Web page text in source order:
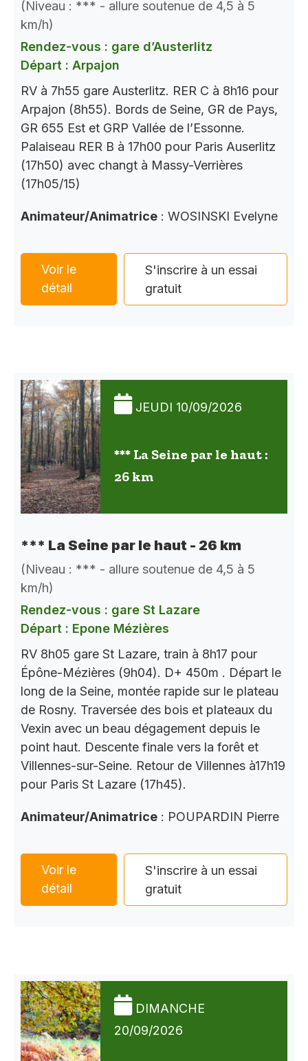
(Niveau : *** - allure soutenue de 4,5 à 5
km/h)
Rendez-vous : gare d’Austerlitz
Départ : Arpajon
RV à 7h55 gare Austerlitz. RER C à 8h16 pour
Arpajon (8h55). Bords de Seine, GR de Pays,
GR 655 Est et GRP Vallée de l’Essonne.
Palaiseau RER B à 17h00 pour Paris Auserlitz
(17h50) avec changt à Massy-Verrières
(17h05/15)
Animateur/Animatrice : WOSINSKI Evelyne
Voir le
détail
S'inscrire à un essai
gratuit
JEUDI 10/09/2026
*** La Seine par le haut :
26 km
*** La Seine par le haut - 26 km
(Niveau : *** - allure soutenue de 4,5 à 5
km/h)
Rendez-vous : gare St Lazare
Départ : Epone Mézières
RV 8h05 gare St Lazare, train à 8h17 pour
Épône-Mézières (9h04). D+ 450m . Départ le
long de la Seine, montée rapide sur le plateau
de Rosny. Traversée des bois et plateaux du
Vexin avec un beau dégagement depuis le
point haut. Descente finale vers la forêt et
Villennes-sur-Seine. Retour de Villennes à17h19
pour Paris St Lazare (17h45).
Animateur/Animatrice : POUPARDIN Pierre
Voir le
détail
S'inscrire à un essai
gratuit
DIMANCHE
20/09/2026